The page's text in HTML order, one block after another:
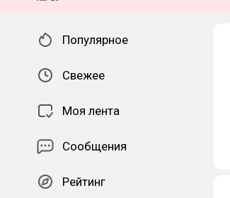
Популярное
Свежее
Моя лента
Сообщения
Рейтинг